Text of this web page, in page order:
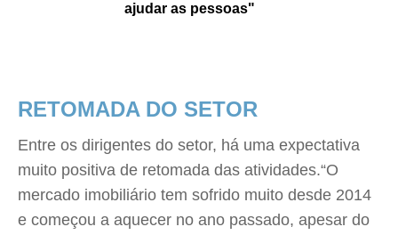
ajudar as pessoas"
RETOMADA DO SETOR
Entre os dirigentes do setor, há uma expectativa
muito positiva de retomada das atividades.“O
mercado imobiliário tem sofrido muito desde 2014
e começou a aquecer no ano passado, apesar do